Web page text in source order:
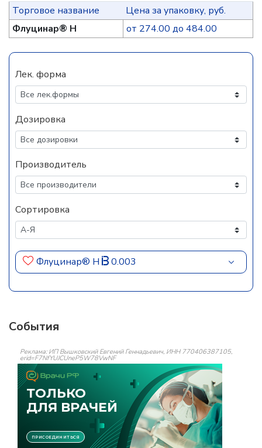
Торговое название
Цена за упаковку, руб.
Флуцинар® Н
от 274.00 до 484.00
Лек. форма
Дозировка
Производитель
Сортировка
Флуцинар® Н 0.003
События
Реклама: ИП Вышковский Евгений Геннадьевич, ИНН 770406387105,
erid=F7NfYUJCUneP5W78VwNF